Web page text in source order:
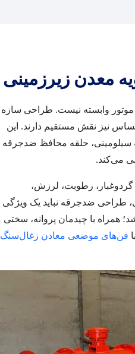
معدن زیرزمینی
وابسته نیست. طراحی سازه
نیز نقش مستقیم دارند. این
سیلومینی، حلقه محافظ ضدجرقه
می‌کند.
رطوبت، لرزش،
طراحی ضدجرقه نباید یک ویژگی
همراه با چیدمان پروانه، سختی
فن‌های موضعی معادن زغال‌سنگ